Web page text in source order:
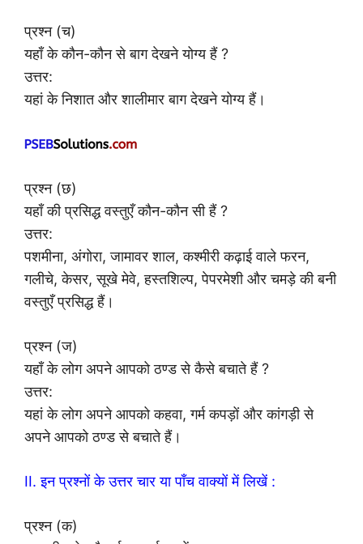
प्रश्न (च)
यहाँ के कौन-कौन से बाग देखने योग्य हैं ?
उत्तर:
यहां के निशात और शालीमार बाग देखने योग्य हैं।
प्रश्न (छ)
यहाँ की प्रसिद्ध वस्तुएँ कौन-कौन सी हैं ?
उत्तर:
पशमीना, अंगोरा, जामावर शाल, कश्मीरी कढ़ाई वाले फरन,
गलीचे, केसर, सूखे मेवे, हस्तशिल्प, पेपरमेशी और चमड़े की बनी
वस्तुएँ प्रसिद्ध हैं।
प्रश्न (ज)
यहाँ के लोग अपने आपको ठण्ड से कैसे बचाते हैं ?
उत्तर:
यहां के लोग अपने आपको कहवा, गर्म कपड़ों और कांगड़ी से
अपने आपको ठण्ड से बचाते हैं।
II. इन प्रश्नों के उत्तर चार या पाँच वाक्यों में लिखें :
प्रश्न (क)